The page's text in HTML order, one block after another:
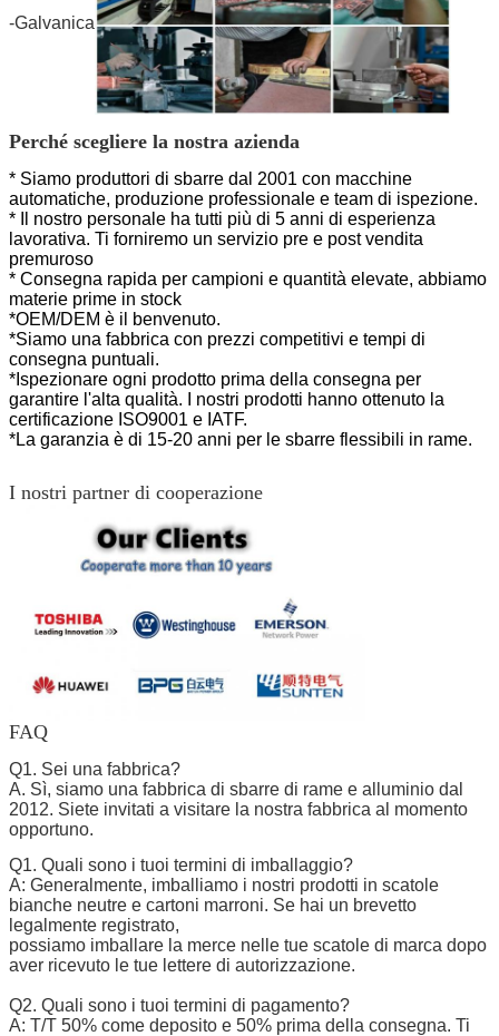
-Galvanica
Perché scegliere la nostra azienda
* Siamo produttori di sbarre dal 2001 con macchine
automatiche, produzione professionale e team di ispezione.
* Il nostro personale ha tutti più di 5 anni di esperienza
lavorativa. Ti forniremo un servizio pre e post vendita
premuroso
* Consegna rapida per campioni e quantità elevate, abbiamo
materie prime in stock
*OEM/DEM è il benvenuto.
*Siamo una fabbrica con prezzi competitivi e tempi di
consegna puntuali.
*Ispezionare ogni prodotto prima della consegna per
garantire l'alta qualità. I nostri prodotti hanno ottenuto la
certificazione ISO9001 e IATF.
*La garanzia è di 15-20 anni per le sbarre flessibili in rame.
I nostri partner di cooperazione
FAQ
Q1. Sei una fabbrica?
A. Sì, siamo una fabbrica di sbarre di rame e alluminio dal
2012. Siete invitati a visitare la nostra fabbrica al momento
opportuno.
Q1. Quali sono i tuoi termini di imballaggio?
A: Generalmente, imballiamo i nostri prodotti in scatole
bianche neutre e cartoni marroni. Se hai un brevetto
legalmente registrato,
possiamo imballare la merce nelle tue scatole di marca dopo
aver ricevuto le tue lettere di autorizzazione.
Q2. Quali sono i tuoi termini di pagamento?
A: T/T 50% come deposito e 50% prima della consegna. Ti